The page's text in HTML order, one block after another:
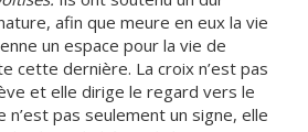
afin que meure en eux la vie
un espace pour la vie de
cette dernière. La croix n’est pas
et elle dirige le regard vers le
n’est pas seulement un signe, elle